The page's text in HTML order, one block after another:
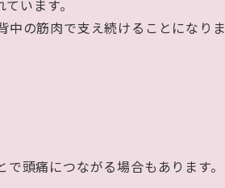
います。
中の筋肉で支え続けることになりま
頭痛につながる場合もあります。